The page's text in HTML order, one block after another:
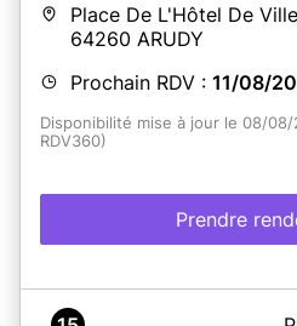
Place De L'Hôtel De Ville
64260 ARUDY
Prochain RDV : 11/08/
Disponibilité mise à jour le 08/08/
RDV360)
Prendre
A propos de MAIRIE ARUDY